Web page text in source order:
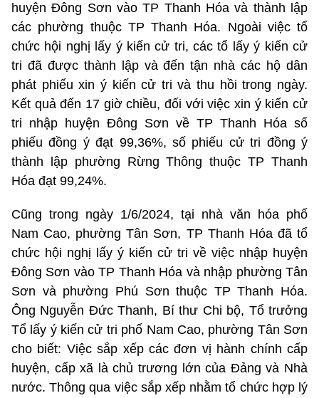
huyện Đông Sơn vào TP Thanh Hóa và thành lập
các phường thuộc TP Thanh Hóa. Ngoài việc tổ
chức hội nghị lấy ý kiến cử tri, các tổ lấy ý kiến cử
tri đã được thành lập và đến tận nhà các hộ dân
phát phiếu xin ý kiến cử tri và thu hồi trong ngày.
Kết quả đến 17 giờ chiều, đối với việc xin ý kiến cử
tri nhập huyện Đông Sơn về TP Thanh Hóa số
phiếu đồng ý đạt 99,36%, số phiếu cử tri đồng ý
thành lập phường Rừng Thông thuộc TP Thanh
Hóa đạt 99,24%.
Cũng trong ngày 1/6/2024, tại nhà văn hóa phố
Nam Cao, phường Tân Sơn, TP Thanh Hóa đã tổ
chức hội nghị lấy ý kiến cử tri về việc nhập huyện
Đông Sơn vào TP Thanh Hóa và nhập phường Tân
Sơn và phường Phú Sơn thuộc TP Thanh Hóa.
Ông Nguyễn Đức Thanh, Bí thư Chi bộ, Tổ trưởng
Tổ lấy ý kiến cử tri phố Nam Cao, phường Tân Sơn
cho biết: Việc sắp xếp các đơn vị hành chính cấp
huyện, cấp xã là chủ trương lớn của Đảng và Nhà
nước. Thông qua việc sắp xếp nhằm tổ chức hợp lý